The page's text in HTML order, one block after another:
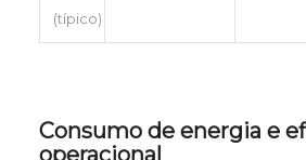
(típico)
Consumo de energia e
operacional